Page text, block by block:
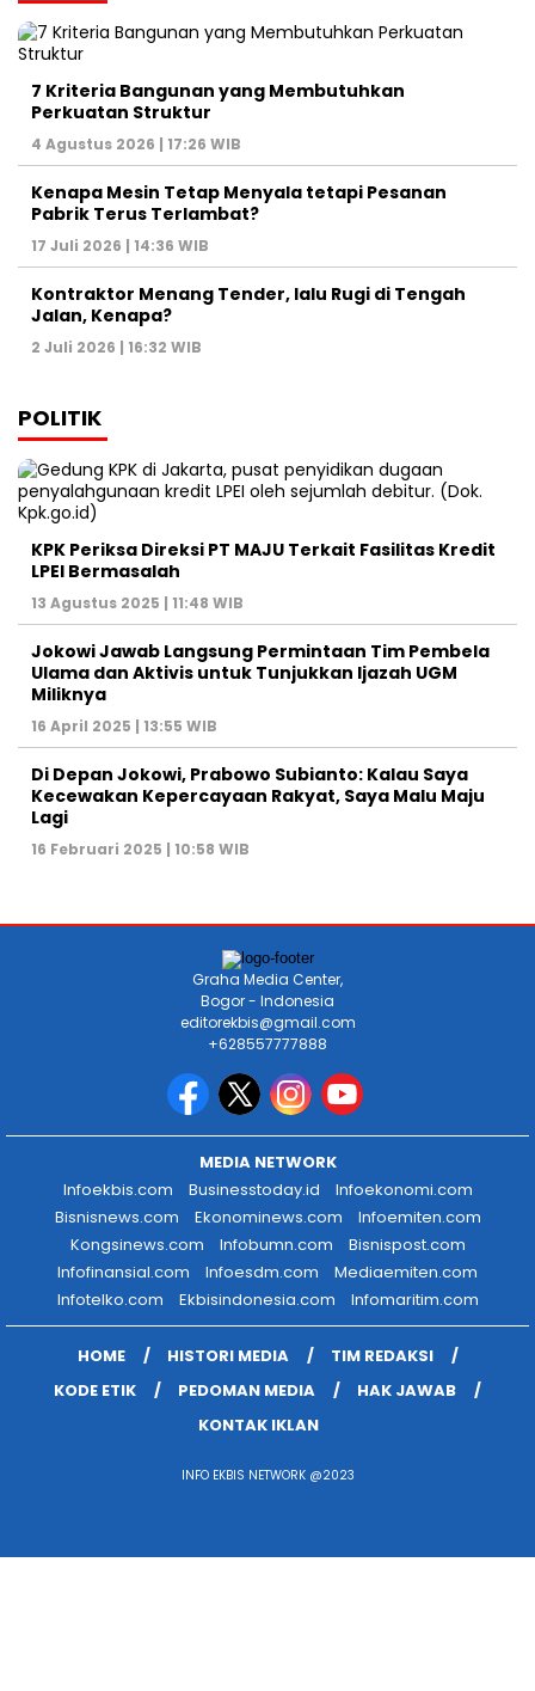
7 Kriteria Bangunan yang Membutuhkan
Perkuatan Struktur
4 Agustus 2026 | 17:26 WIB
Kenapa Mesin Tetap Menyala tetapi Pesanan
Pabrik Terus Terlambat?
17 Juli 2026 | 14:36 WIB
Kontraktor Menang Tender, lalu Rugi di Tengah
Jalan, Kenapa?
2 Juli 2026 | 16:32 WIB
POLITIK
KPK Periksa Direksi PT MAJU Terkait Fasilitas Kredit
LPEI Bermasalah
13 Agustus 2025 | 11:48 WIB
Jokowi Jawab Langsung Permintaan Tim Pembela
Ulama dan Aktivis untuk Tunjukkan Ijazah UGM
Miliknya
16 April 2025 | 13:55 WIB
Di Depan Jokowi, Prabowo Subianto: Kalau Saya
Kecewakan Kepercayaan Rakyat, Saya Malu Maju
Lagi
16 Februari 2025 | 10:58 WIB
Graha Media Center,
Bogor - Indonesia
editorekbis@gmail.com
+628557777888
MEDIA NETWORK
Infoekbis.com
Businesstoday.id
Infoekonomi.com
Bisnisnews.com
Ekonominews.com
Infoemiten.com
Kongsinews.com
Infobumn.com
Bisnispost.com
Infofinansial.com
Infoesdm.com
Mediaemiten.com
Infotelko.com
Ekbisindonesia.com Infomaritim.com
HOME HISTORI MEDIA
TIM REDAKSI
KODE ETIK
PEDOMAN MEDIA
HAK JAWAB
KONTAK IKLAN
INFO EKBIS NETWORK @2023